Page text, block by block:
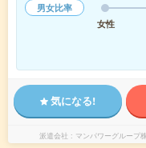
男女比率
女性
気になる!
派遣会社 マンパワーグループ